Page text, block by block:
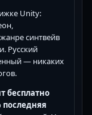
Unity:
синтвейв
Русский
— никаких
бесплатно
последняя